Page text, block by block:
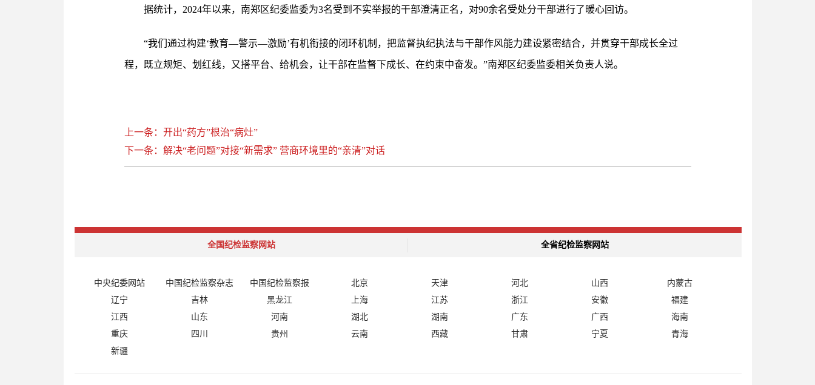
据统计，2024年以来，南郑区纪委监委为3名受到不实举报的干部澄清正名，对90余名受处分干部进行了暖心回访。
“我们通过构建‘教育—警示—激励’有机衔接的闭环机制，把监督执纪执法与干部作风能力建设紧密结合，并贯穿干部成长全过
程，既立规矩、划红线，又搭平台、给机会，让干部在监督下成长、在约束中奋发。”南郑区纪委监委相关负责人说。
上一条：开出“药方”根治“病灶”
下一条：解决“老问题”对接“新需求” 营商环境里的“亲清”对话
全国纪检监察网站 全省纪检监察网站
中央纪委网站 中国纪检监察杂志 中国纪检监察报 北京 天津 河北 山西
内蒙古
辽宁
吉林 黑龙江 上海 江苏 浙江 安徽
福建
江西
山东 河南 湖北 湖南 广东 广西
海南
重庆
四川 贵州 云南 西藏 甘肃 宁夏
青海
新疆